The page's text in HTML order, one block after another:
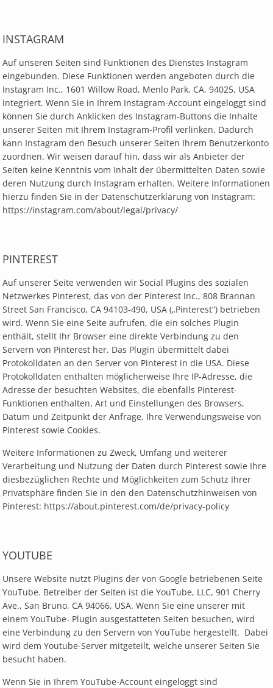
INSTAGRAM
Auf unseren Seiten sind Funktionen des Dienstes Instagram
eingebunden. Diese Funktionen werden angeboten durch die
Instagram Inc., 1601 Willow Road, Menlo Park, CA, 94025, USA
integriert. Wenn Sie in Ihrem Instagram-Account eingeloggt sind
können Sie durch Anklicken des Instagram-Buttons die Inhalte
unserer Seiten mit Ihrem Instagram-Profil verlinken. Dadurch
kann Instagram den Besuch unserer Seiten Ihrem Benutzerkonto
zuordnen. Wir weisen darauf hin, dass wir als Anbieter der
Seiten keine Kenntnis vom Inhalt der übermittelten Daten sowie
deren Nutzung durch Instagram erhalten. Weitere Informationen
hierzu finden Sie in der Datenschutzerklärung von Instagram:
https://instagram.com/about/legal/privacy/
PINTEREST
Auf unserer Seite verwenden wir Social Plugins des sozialen
Netzwerkes Pinterest, das von der Pinterest Inc., 808 Brannan
Street San Francisco, CA 94103-490, USA („Pinterest“) betrieben
wird. Wenn Sie eine Seite aufrufen, die ein solches Plugin
enthält, stellt Ihr Browser eine direkte Verbindung zu den
Servern von Pinterest her. Das Plugin übermittelt dabei
Protokolldaten an den Server von Pinterest in die USA. Diese
Protokolldaten enthalten möglicherweise Ihre IP-Adresse, die
Adresse der besuchten Websites, die ebenfalls Pinterest-
Funktionen enthalten, Art und Einstellungen des Browsers,
Datum und Zeitpunkt der Anfrage, Ihre Verwendungsweise von
Pinterest sowie Cookies.
Weitere Informationen zu Zweck, Umfang und weiterer
Verarbeitung und Nutzung der Daten durch Pinterest sowie Ihre
diesbezüglichen Rechte und Möglichkeiten zum Schutz Ihrer
Privatsphäre finden Sie in den den Datenschutzhinweisen von
Pinterest: https://about.pinterest.com/de/privacy-policy
YOUTUBE
Unsere Website nutzt Plugins der von Google betriebenen Seite
YouTube. Betreiber der Seiten ist die YouTube, LLC, 901 Cherry
Ave., San Bruno, CA 94066, USA. Wenn Sie eine unserer mit
einem YouTube- Plugin ausgestatteten Seiten besuchen, wird
eine Verbindung zu den Servern von YouTube hergestellt. Dabei
wird dem Youtube-Server mitgeteilt, welche unserer Seiten Sie
besucht haben.
Wenn Sie in Ihrem YouTube-Account eingeloggt sind